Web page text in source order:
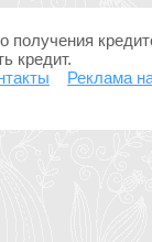
получения
кредит.
Реклама